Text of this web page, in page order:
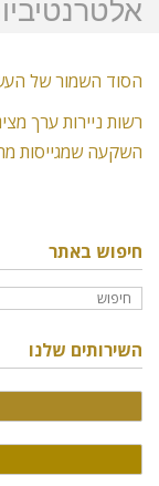
הסוד השמור של
רשות ניירות ערך
השקעה שמגייסות
חיפוש באתר
השירותים שלנו